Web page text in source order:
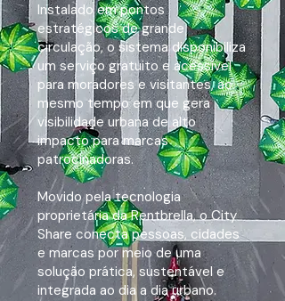
Instalado em pontos
estratégicos de grande
circulação, o sistema disponibiliza
um serviço gratuito e acessível
para moradores e visitantes, ao
mesmo tempo em que gera
visibilidade urbana de alto
impacto para marcas
patrocinadoras.
Movido pela tecnologia
proprietária da Rentbrella, o City
Share conecta pessoas, cidades
e marcas por meio de uma
solução prática, sustentável e
integrada ao dia a dia urbano.